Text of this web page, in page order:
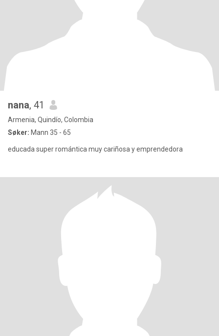
nana, 41
Armenia, Quindío, Colombia
Søker: Mann 35 - 65
educada super romántica muy cariñosa y emprendedora